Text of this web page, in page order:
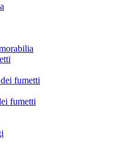
fumetti
fumetti